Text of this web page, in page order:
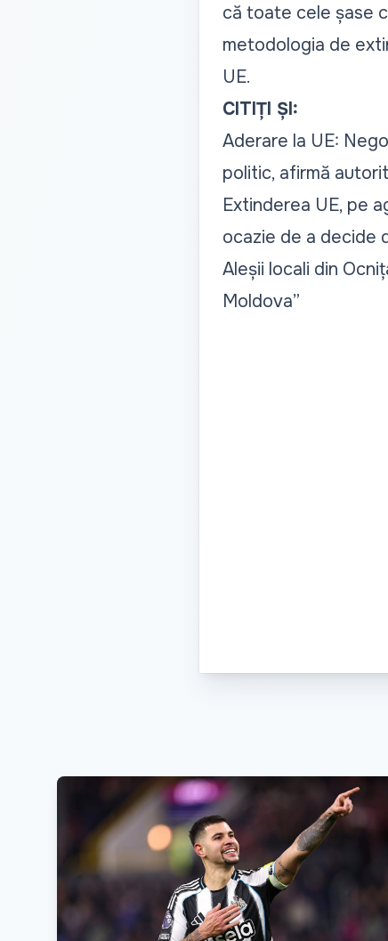
că toate cele șase
metodologia de
UE.
CITIȚI ȘI:
Aderare la UE:
politic, afirmă
Extinderea UE, pe
ocazie de a decide
Aleșii locali din
Moldova”